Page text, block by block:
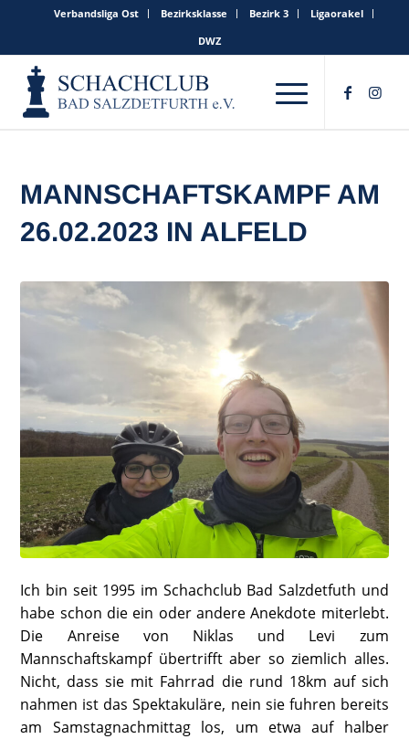
Verbandsliga Ost Bezirksklasse Bezirk 3
Ligaorakel
DWZ
MANNSCHAFTSKAMPF AM
26.02.2023 IN ALFELD
Ich bin seit 1995 im Schachclub Bad Salzdetfuth und
habe schon die ein oder andere Anekdote miterlebt.
Die Anreise von Niklas und Levi zum
Mannschaftskampf übertrifft aber so ziemlich alles.
Nicht, dass sie mit Fahrrad die rund 18km auf sich
nahmen ist das Spektakuläre, nein sie fuhren bereits
am Samstagnachmittag los, um etwa auf halber